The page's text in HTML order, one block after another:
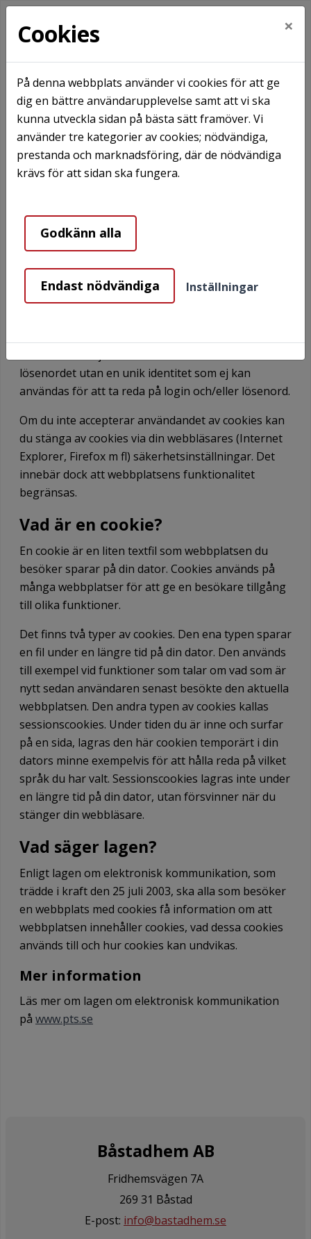
Hem Cookies
Cookies
Enligt lagen om elektronisk kommunikation måste
vi informera dig om att vi använder cookies för att
ge bra service.
Vi använder temporära sessionscookies samt en
lösenordet utan en unik identitet som ej kan
användas för att ta reda på login och/eller lösenord.
Om du inte accepterar användandet av cookies kan
du stänga av cookies via din webbläsares (Internet
Explorer, Firefox m fl) säkerhetsinställningar. Det
innebär dock att webbplatsens funktionalitet
begränsas.
Vad är en cookie?
En cookie är en liten textfil som webbplatsen du
besöker sparar på din dator. Cookies används på
många webbplatser för att ge en besökare tillgång
till olika funktioner.
Det finns två typer av cookies. Den ena typen sparar
en fil under en längre tid på din dator. Den används
till exempel vid funktioner som talar om vad som är
nytt sedan användaren senast besökte den aktuella
webbplatsen. Den andra typen av cookies kallas
sessionscookies. Under tiden du är inne och surfar
på en sida, lagras den här cookien temporärt i din
dators minne exempelvis för att hålla reda på vilket
språk du har valt. Sessionscookies lagras inte under
en längre tid på din dator, utan försvinner när du
stänger din webbläsare.
Vad säger lagen?
Enligt lagen om elektronisk kommunikation, som
trädde i kraft den 25 juli 2003, ska alla som besöker
en webbplats med cookies få information om att
webbplatsen innehåller cookies, vad dessa cookies
används till och hur cookies kan undvikas.
Mer information
Läs mer om lagen om elektronisk kommunikation
på www.pts.se
Båstadhem AB
Fridhemsvägen 7A
269 31 Båstad
E-post: info@bastadhem.se
Cookies ×
På denna webbplats använder vi cookies för att ge
dig en bättre användarupplevelse samt att vi ska
kunna utveckla sidan på bästa sätt framöver. Vi
använder tre kategorier av cookies; nödvändiga,
prestanda och marknadsföring, där de nödvändiga
krävs för att sidan ska fungera.
Godkänn alla
Endast nödvändiga Inställningar